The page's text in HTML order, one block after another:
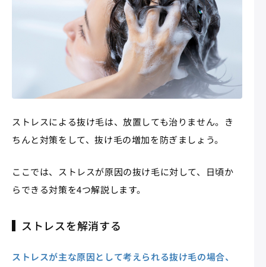
ストレスによる抜け毛は、放置しても治りません。き
ちんと対策をして、抜け毛の増加を防ぎましょう。
ここでは、ストレスが原因の抜け毛に対して、日頃か
らできる対策を4つ解説します。
ストレスを解消する
ストレスが主な原因として考えられる抜け毛の場合、